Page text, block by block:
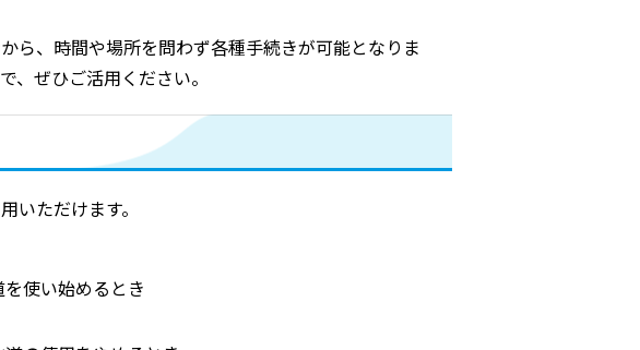
ら、時間や場所を問わず各種手続きが可能となりま
、ぜひご活用ください。
いただけます。
使い始めるとき